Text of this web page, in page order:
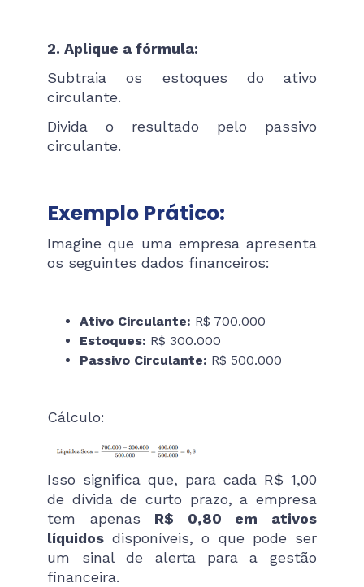
2. Aplique a fórmula:
Subtraia os estoques do ativo
circulante.
Divida o resultado pelo passivo
circulante.
Exemplo Prático:
Imagine que uma empresa apresenta
os seguintes dados financeiros:
Ativo Circulante: R$ 700.000
Estoques: R$ 300.000
Passivo Circulante: R$ 500.000
Cálculo:
Isso significa que, para cada R$ 1,00
de dívida de curto prazo, a empresa
tem apenas R$ 0,80 em ativos
líquidos disponíveis, o que pode ser
um sinal de alerta para a gestão
financeira.